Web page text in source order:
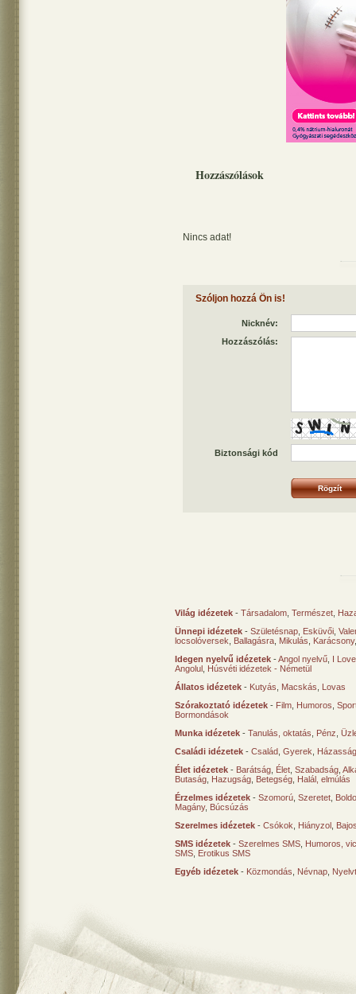
Hozzászólások
Nincs adat!
Szóljon hozzá Ön is!
Nicknév:
Hozzászólás:
Biztonsági kód
Világ idézetek - Társadalom Természet
Ünnepi idézetek - Születésnap Esküvői
locsolóversek
Ballagásra Mikulás Karácsony
Idegen nyelvű idézetek -Angol nyelvű I
Angolul Húsvéti idézetek - Németül
Állatos idézetek - Kutyás Macskás
Lovas
Szórakoztató idézetek - Film Humoros
Bormondások
Munka idézetek - Tanulás, oktatás Pénz
Családi idézetek - Család Gyerek
Élet idézetek - Barátság Élet Szabadság
Butaság Hazugság Betegség Halál, elmúlás
Érzelmes idézetek - Szomorú Szeretet
Magány, Búcsúzás
Szerelmes idézetek - Csókok Hiányzol
SMS idézetek - Szerelmes SMS Humoros,
SMS Erotikus SMS
Egyéb idézetek - Közmondás Névnap